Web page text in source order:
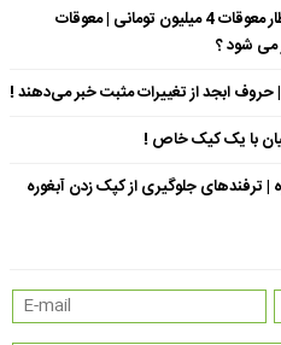
بازنشستگان تامین اجتماعی چشم انتظار معوقات 4 میلیون تومانی | معوقات
می شود ؟
با یک کیک خاص !
ترفندهای جلوگیری از کپک زدن آبغوره